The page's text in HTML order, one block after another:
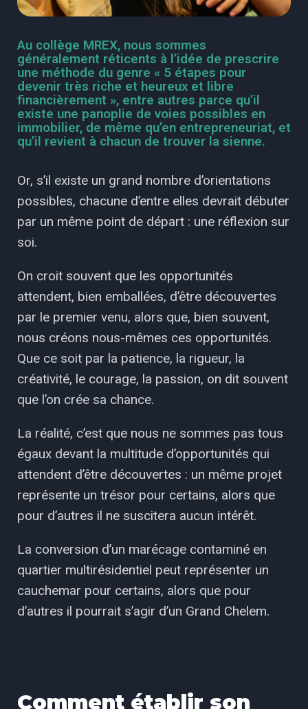
Au collège MREX, nous sommes
généralement réticents à l’idée de prescrire
une méthode du genre « 5 étapes pour
devenir très riche et heureux et libre
financièrement », entre autres parce qu’il
existe une panoplie de voies possibles en
immobilier, de même qu’en entrepreneuriat, et
qu’il revient à chacun de trouver la sienne.
Or, s’il existe un grand nombre d’orientations
possibles, chacune d’entre elles devrait débuter
par un même point de départ : une réflexion sur
soi.
On croit souvent que les opportunités
attendent, bien emballées, d’être découvertes
par le premier venu, alors que, bien souvent,
nous créons nous-mêmes ces opportunités.
Que ce soit par la patience, la rigueur, la
créativité, le courage, la passion, on dit souvent
que l’on crée sa chance.
La réalité, c’est que nous ne sommes pas tous
égaux devant la multitude d’opportunités qui
attendent d’être découvertes : un même projet
représente un trésor pour certains, alors que
pour d’autres il ne suscitera aucun intérêt.
La conversion d’un marécage contaminé en
quartier multirésidentiel peut représenter un
cauchemar pour certains, alors que pour
d’autres il pourrait s’agir d’un Grand Chelem.
Comment établir son